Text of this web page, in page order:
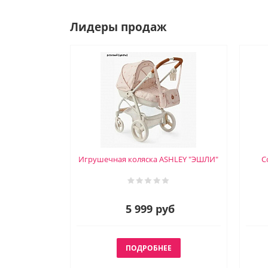
Лидеры продаж
Игрушечная коляска ASHLEY "ЭШЛИ"
5 999 руб
ПОДРОБНЕЕ